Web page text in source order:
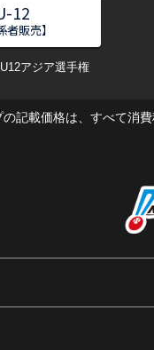
12
者販売】
アジア選手権
記載価格は、すべて消